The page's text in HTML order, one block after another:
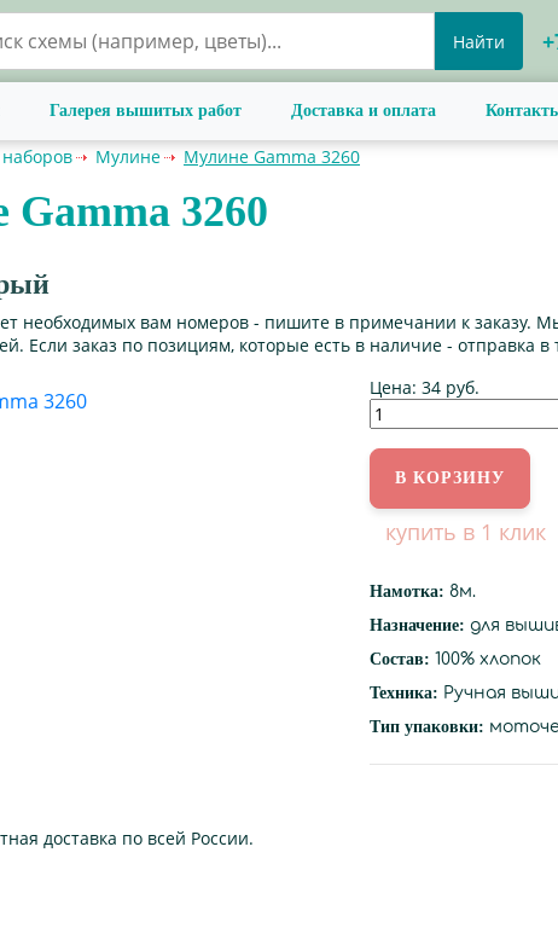
Найти
Галерея вышитых работ Доставка и оплата
наборов Мулине Мулине Gamma 3260
3260
необходимых вам номеров - пишите в примечании к заказу.
Если заказ по позициям, которые есть в наличие - отправка в
Цена: 34 руб.
купить в 1 клик
Намотка: 8м.
Назначение: для
Состав: 100% хлопок
Техника: Ручная
Тип упаковки:
доставка по всей России.